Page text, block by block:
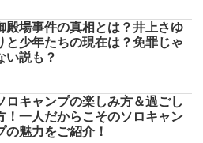
殿場事件の真相とは？井上さゆ
と少年たちの現在は？免罪じゃ
い説も？
ロキャンプの楽しみ方＆過ごし
！一人だからこそのソロキャン
の魅力をご紹介！